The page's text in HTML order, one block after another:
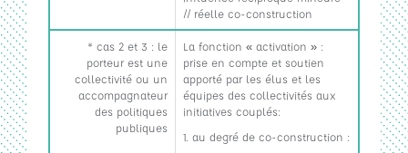
// réelle co-construction
* cas 2 et 3 : le
porteur est une
collectivité ou un
accompagnateur
des politiques
publiques
La fonction « activation » :
prise en compte et soutien
apporté par les élus et les
équipes des collectivités aux
initiatives couplés:
1. au degré de co-construction :